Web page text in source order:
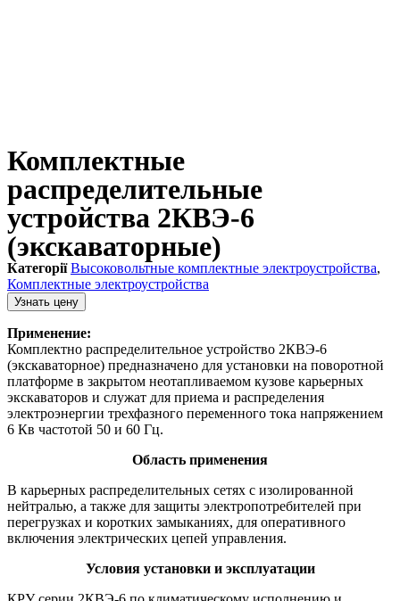
Комплектные
распределительные
устройства 2КВЭ-6
(экскаваторные)
Категорії Высоковольтные комплектные электроустройства,
Комплектные электроустройства
Узнать цену
Применение:
Комплектно распределительное устройство 2КВЭ-6
(экскаваторное) предназначено для установки на поворотной
платформе в закрытом неотапливаемом кузове карьерных
экскаваторов и служат для приема и распределения
электроэнергии трехфазного переменного тока напряжением
6 Кв частотой 50 и 60 Гц.
Область применения
В карьерных распределительных сетях с изолированной
нейтралью, а также для защиты электропотребителей при
перегрузках и коротких замыканиях, для оперативного
включения электрических цепей управления.
Условия установки и эксплуатации